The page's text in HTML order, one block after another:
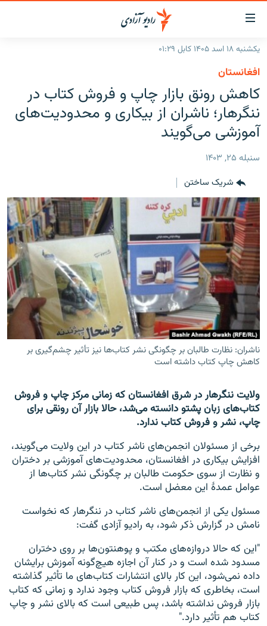
لینک‌های
قابل
دسترسی
به
متن
اصلی
بازگشت
به
اصلی
صفحه
جستجو
گزارش‌ها
افغانستان
منطقه
خبرها
افغانستان
جدول نشرات
مجموعه تصویری
ورزش
بحران مهاجرت
'کووید-۱۹'
تماس
صفحه پشتو
Azadi English
به ما بپیوندید
همۀ سایت‌های رادیو آزادی/ رادیو اروپای آزاد
یکشنبه ۱۸ اسد ۱۴۰۵ کابل ۰۱:۲۹
افغانستان
کاهش رونق بازار چاپ و فروش کتاب در
ننگرهار؛ ناشران از بیکاری و محدودیت‌های
آموزشی می‌گویند
سنبله ۲۵, ۱۴۰۳
شریک ساختن
ناشران: نظارت طالبان بر چگونگی نشر کتاب‌ها نیز تأثیر چشم‌گیری بر
کاهش چاپ کتاب داشته است
ولایت ننگرهار در شرق افغانستان که زمانی مرکز چاپ و فروش
کتاب‌های زبان پشتو دانسته می‌شد، حالا بازار آن رونقی برای
چاپ، نشر و فروش کتاب ندارد.
برخی از مسئولان انجمن‌های ناشر کتاب در این ولایت می‌گویند،
افزایش بیکاری در افغانستان، محدودیت‌های آموزشی بر دختران
و نظارت از سوی حکومت طالبان بر چگونگی نشر کتاب‌ها از
عوامل عمدۀ این معضل است.
مسئول یکی از انجمن‌های ناشر کتاب در ننگرهار که نخواست
نامش در گزارش ذکر شود، به رادیو آزادی گفت:
"این که حالا دروازه‌های مکتب و پوهنتون‌ها بر روی دختران
مسدود شده است و در کنار آن اجازه هیچ‌گونه آموزش برایشان
داده نمی‌شود، این کار بالای انتشارات کتاب‌های ما تأثیر گذاشته
است، بخاطری که بازار فروش کتاب وجود ندارد و زمانی که کتاب
بازار فروش نداشته باشد، پس طبیعی است که بالای نشر و چاپ
کتاب هم تأثیر دارد."